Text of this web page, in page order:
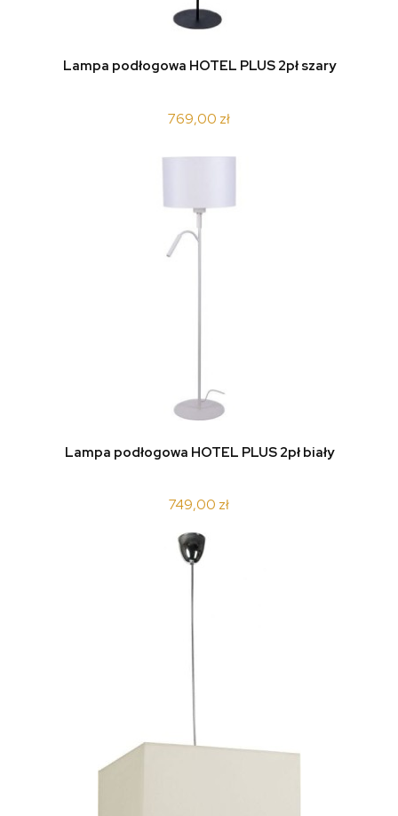
Lampa podłogowa HOTEL PLUS 2pł szary
769,00 zł
Lampa podłogowa HOTEL PLUS 2pł biały
749,00 zł